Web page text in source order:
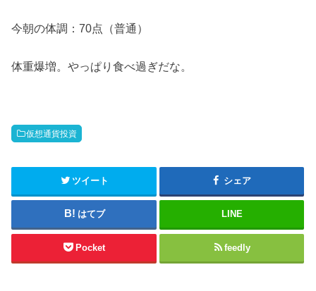
今朝の体調：70点（普通）
体重爆増。やっぱり食べ過ぎだな。
仮想通貨投資
ツイート シェア
はてブ LINE
Pocket feedly